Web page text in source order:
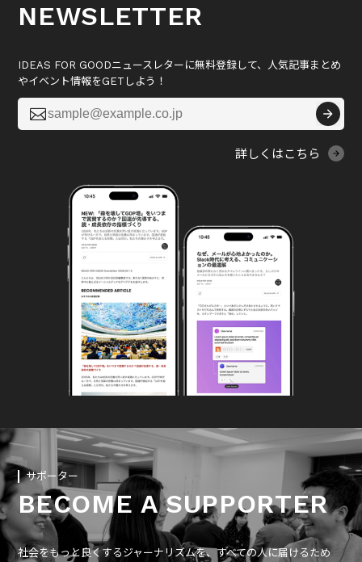
NEWSLETTER
IDEAS FOR GOODニュースレターに無料登録して、人気記事まとめ
やイベント情報をGETしよう！

詳しくはこちら
サポーター
BECOME A SUPPORTER
社会をもっと良くするジャーナリズムを、すべての人に届けるため